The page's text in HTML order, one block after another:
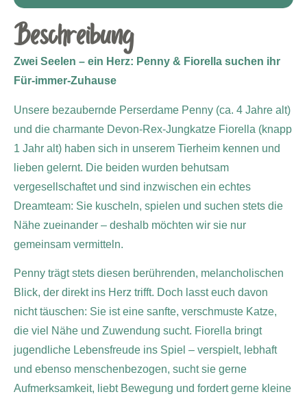
Beschreibung
Zwei Seelen – ein Herz: Penny & Fiorella suchen ihr
Für-immer-Zuhause
Unsere bezaubernde Perserdame Penny (ca. 4 Jahre alt)
und die charmante Devon-Rex-Jungkatze Fiorella (knapp
1 Jahr alt) haben sich in unserem Tierheim kennen und
lieben gelernt. Die beiden wurden behutsam
vergesellschaftet und sind inzwischen ein echtes
Dreamteam: Sie kuscheln, spielen und suchen stets die
Nähe zueinander – deshalb möchten wir sie nur
gemeinsam vermitteln.
Penny trägt stets diesen berührenden, melancholischen
Blick, der direkt ins Herz trifft. Doch lasst euch davon
nicht täuschen: Sie ist eine sanfte, verschmuste Katze,
die viel Nähe und Zuwendung sucht. Fiorella bringt
jugendliche Lebensfreude ins Spiel – verspielt, lebhaft
und ebenso menschenbezogen, sucht sie gerne
Aufmerksamkeit, liebt Bewegung und fordert gerne kleine